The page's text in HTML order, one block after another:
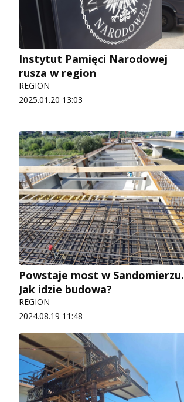
Instytut Pamięci Narodowej
rusza w region
REGION
2025.01.20 13:03
Powstaje most w Sandomierzu.
Jak idzie budowa?
REGION
2024.08.19 11:48